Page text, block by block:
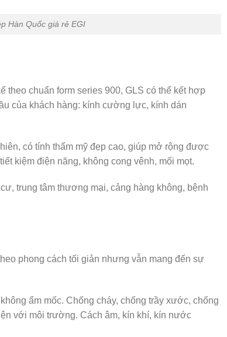
Hàn Quốc giá rẻ EGI
theo chuẩn form series 900, GLS có thể kết hợp
của khách hàng: kính cường lực, kính dán
có tính thẩm mỹ đẹp cao, giúp mở rộng được
kiệm điện năng, không cong vênh, mối mọt.
trung tâm thương mại, cảng hàng không, bệnh
phong cách tối giản nhưng vẫn mang đến sự
ẩm mốc. Chống cháy, chống trầy xước, chống
với môi trường. Cách âm, kín khí, kín nước